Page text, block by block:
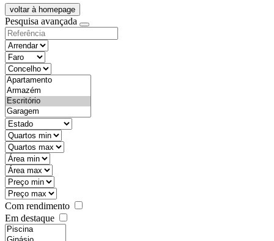
voltar à homepage
Pesquisa avançada
objective
districtId
countyId
types
state
mintypo
maxtypo
minarea
maxarea
minprice
maxprice
Com rendimento
Em destaque
features